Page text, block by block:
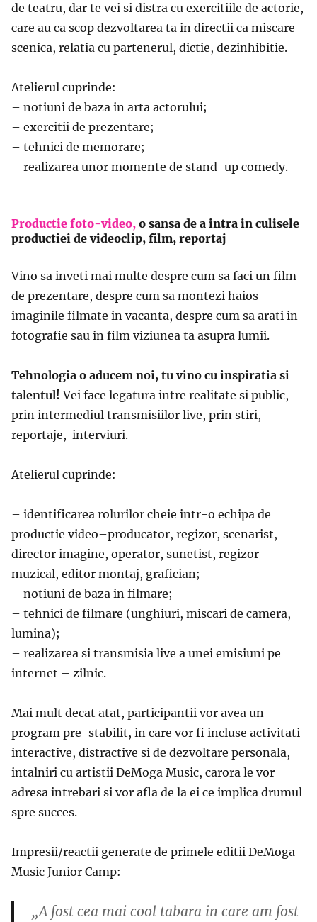
de teatru, dar te vei si distra cu exercitiile de actorie,
care au ca scop dezvoltarea ta in directii ca miscare
scenica, relatia cu partenerul, dictie, dezinhibitie.
Atelierul cuprinde:
– notiuni de baza in arta actorului;
– exercitii de prezentare;
– tehnici de memorare;
– realizarea unor momente de stand-up comedy.
Productie foto-video, o sansa de a intra in culisele
productiei de videoclip, film, reportaj
Vino sa inveti mai multe despre cum sa faci un film
de prezentare, despre cum sa montezi haios
imaginile filmate in vacanta, despre cum sa arati in
fotografie sau in film viziunea ta asupra lumii.
Tehnologia o aducem noi, tu vino cu inspiratia si
talentul!Vei face legatura intre realitate si public,
prin intermediul transmisiilor live, prin stiri,
reportaje, interviuri.
Atelierul cuprinde:
– identificarea rolurilor cheie intr-o echipa de
productie video–producator, regizor, scenarist,
director imagine, operator, sunetist, regizor
muzical, editor montaj, grafician;
– notiuni de baza in filmare;
– tehnici de filmare (unghiuri, miscari de camera,
lumina);
– realizarea si transmisia live a unei emisiuni pe
internet – zilnic.
Mai mult decat atat, participantii vor avea un
program pre-stabilit, in care vor fi incluse activitati
interactive, distractive si de dezvoltare personala,
intalniri cu artistii DeMoga Music, carora le vor
adresa intrebari si vor afla de la ei ce implica drumul
spre succes.
Impresii/reactii generate de primele editii DeMoga
Music Junior Camp:
„A fost cea mai cool tabara in care am fost